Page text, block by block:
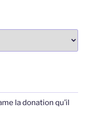
la donation qu’il